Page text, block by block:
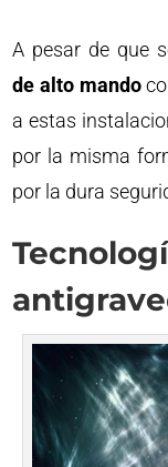
A pesar de que
de alto mando
a estas
por la misma
por la dura